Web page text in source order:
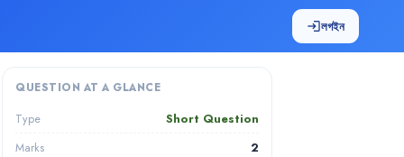
loginলগইন
QUESTION AT A GLANCE
Type Short Question
Marks 2